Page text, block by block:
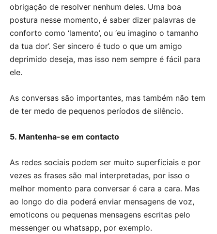
obrigação de resolver nenhum deles. Uma boa
postura nesse momento, é saber dizer palavras de
conforto como ‘lamento’, ou ‘eu imagino o tamanho
da tua dor’. Ser sincero é tudo o que um amigo
deprimido deseja, mas isso nem sempre é fácil para
ele.
As conversas são importantes, mas também não tem
de ter medo de pequenos períodos de silêncio.
5. Mantenha-se em contacto
As redes sociais podem ser muito superficiais e por
vezes as frases são mal interpretadas, por isso o
melhor momento para conversar é cara a cara. Mas
ao longo do dia poderá enviar mensagens de voz,
emoticons ou pequenas mensagens escritas pelo
messenger ou whatsapp, por exemplo.